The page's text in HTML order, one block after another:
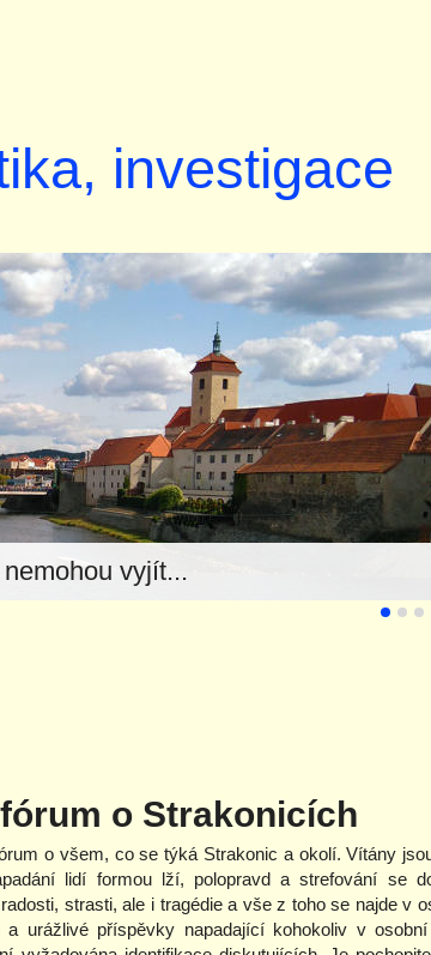
investigace
vyjít...
o Strakonicích
o všem, co se týká Strakonic a okolí. Vítány
lidí formou lží, polopravd a strefování se
strasti, ale i tragédie a vše z toho se najde v
a urážlivé příspěvky napadající kohokoliv v